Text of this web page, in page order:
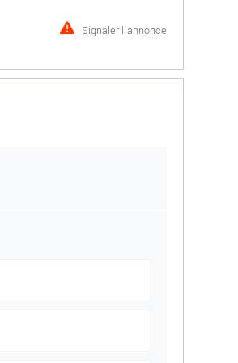
Signaler l'annonce